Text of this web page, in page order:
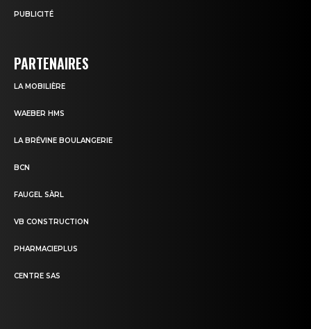
PUBLICITÉ
PARTENAIRES
LA MOBILIÈRE
WAEBER HMS
LA BRÉVINE BOULANGERIE
BCN
FAUGEL SÀRL
VB CONSTRUCTION
PHARMACIEPLUS
CENTRE SAS